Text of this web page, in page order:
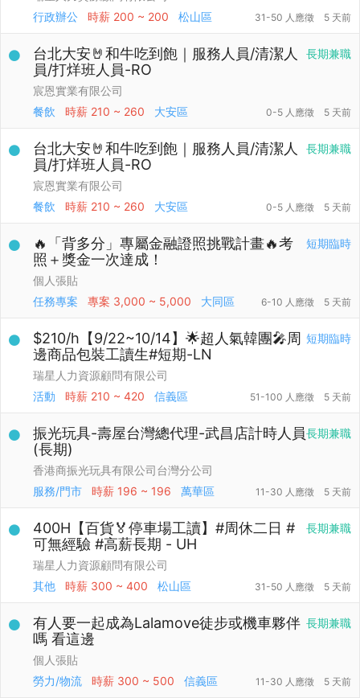
行政辦公
時薪 200 ~ 200 松山區 31-50 人應徵 5 天前
長期兼職
台北大安🤘和牛吃到飽｜服務人員/清潔人
員/打烊班人員-RO
宸恩實業有限公司
餐飲
時薪 210 ~ 260 大安區 0-5 人應徵 5 天前
長期兼職
台北大安🤘和牛吃到飽｜服務人員/清潔人
員/打烊班人員-RO
宸恩實業有限公司
餐飲
時薪 210 ~ 260 大安區 0-5 人應徵 5 天前
短期臨時
🔥「背多分」專屬金融證照挑戰計畫🔥考
照＋獎金一次達成！
個人張貼
任務專案
專案 3,000 ~ 5,000 大同區 6-10 人應徵 5 天前
短期臨時
$210/h【9/22~10/14】🌟超人氣韓團🎤周
邊商品包裝工讀生#短期-LN
瑞星人力資源顧問有限公司
活動
時薪 210 ~ 420 信義區 51-100 人應徵 5 天前
長期兼職
振光玩具-壽屋台灣總代理-武昌店計時人員
(長期)
香港商振光玩具有限公司台灣分公司
服務/門市
時薪 196 ~ 196 萬華區 11-30 人應徵 5 天前
長期兼職
400H【百貨🏅停車場工讀】#周休二日 #
可無經驗 #高薪長期 - UH
瑞星人力資源顧問有限公司
其他
時薪 300 ~ 400 松山區 31-50 人應徵 5 天前
長期兼職
有人要一起成為Lalamove徒步或機車夥伴
嗎 看這邊
個人張貼
勞力/物流
時薪 300 ~ 500 信義區 11-30 人應徵 5 天前